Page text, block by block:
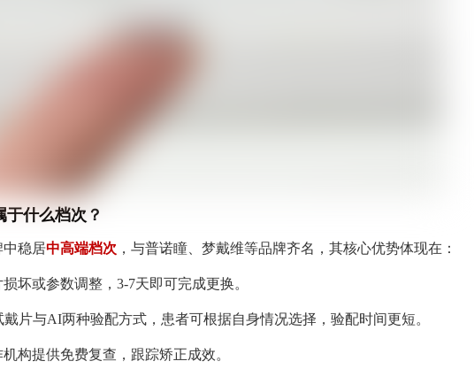
什么档次？
中稳居中高端档次 ，与普诺瞳、梦戴维等品牌齐名，其核心优势体现在：
坏或参数调整，3-7天即可完成更换。
戴片与AI两种验配方式，患者可根据自身情况选择，验配时间更短。
构提供免费复查，跟踪矫正成效。